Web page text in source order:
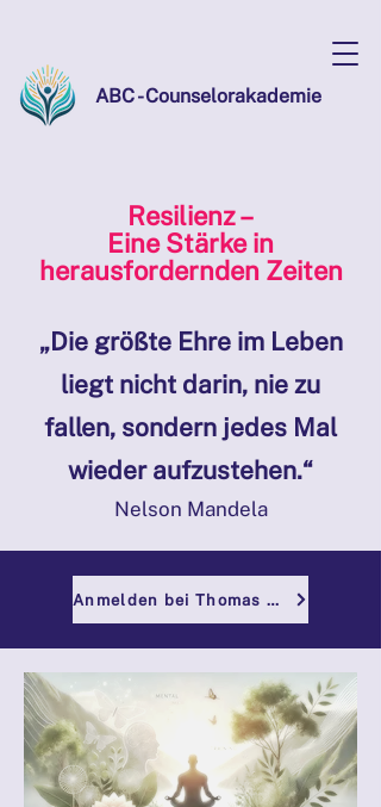
ABC - Counselorakademie
Resilienz –
Eine Stärke in
herausfordernden Zeiten
„Die größte Ehre im Leben
liegt nicht darin, nie zu
fallen, sondern jedes Mal
wieder aufzustehen.“
Nelson Mandela
Anmelden bei Thomas Laggner